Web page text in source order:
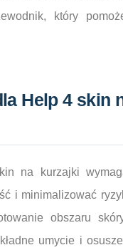
który
Help 4 skin
na kurzajki
i minimalizować
obszaru
umycie i